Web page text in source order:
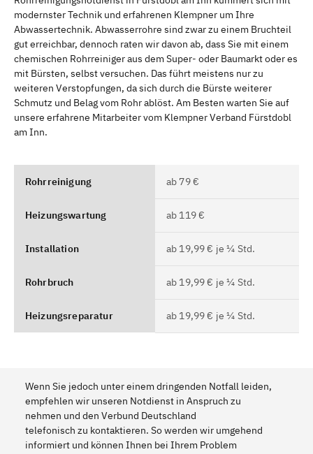
modernster Technik und erfahrenen Klempner um Ihre
Abwassertechnik. Abwasserrohre sind zwar zu einem Bruchteil
gut erreichbar, dennoch raten wir davon ab, dass Sie mit einem
chemischen Rohrreiniger aus dem Super- oder Baumarkt oder es
mit Bürsten, selbst versuchen. Das führt meistens nur zu
weiteren Verstopfungen, da sich durch die Bürste weiterer
Schmutz und Belag vom Rohr ablöst. Am Besten warten Sie auf
unsere erfahrene Mitarbeiter vom Klempner Verband Fürstdobl
am Inn.
Rohrreinigung ab 79 €
Heizungswartung ab 119 €
Installation ab 19,99 € je ¼ Std.
Rohrbruch ab 19,99 € je ¼ Std.
Heizungsreparatur ab 19,99 € je ¼ Std.
Wenn Sie jedoch unter einem dringenden Notfall leiden,
empfehlen wir unseren Notdienst in Anspruch zu
nehmen und den Verbund Deutschland
telefonisch zu kontaktieren. So werden wir umgehend
informiert und können Ihnen bei Ihrem Problem